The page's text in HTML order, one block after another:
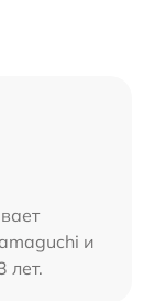
и
лет.